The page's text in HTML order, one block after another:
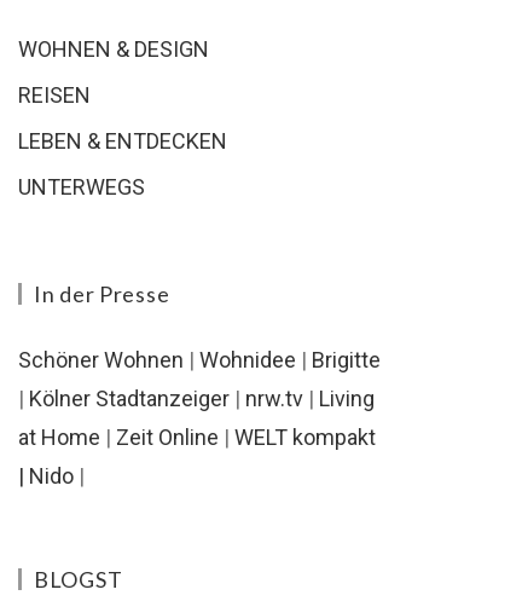
WOHNEN & DESIGN
REISEN
LEBEN & ENTDECKEN
UNTERWEGS
In der Presse
Schöner Wohnen | Wohnidee | Brigitte
| Kölner Stadtanzeiger | nrw.tv | Living
at Home | Zeit Online | WELT kompakt
| Nido |
BLOGST